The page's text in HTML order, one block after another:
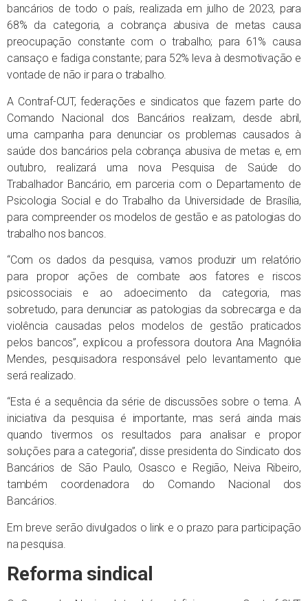
bancários de todo o país, realizada em julho de 2023, para
68% da categoria, a cobrança abusiva de metas causa
preocupação constante com o trabalho; para 61% causa
cansaço e fadiga constante; para 52% leva à desmotivação e
vontade de não ir para o trabalho.
A Contraf-CUT, federações e sindicatos que fazem parte do
Comando Nacional dos Bancários realizam, desde abril,
uma campanha para denunciar os problemas causados à
saúde dos bancários pela cobrança abusiva de metas e, em
outubro, realizará uma nova Pesquisa de Saúde do
Trabalhador Bancário, em parceria com o Departamento de
Psicologia Social e do Trabalho da Universidade de Brasília,
para compreender os modelos de gestão e as patologias do
trabalho nos bancos.
“Com os dados da pesquisa, vamos produzir um relatório
para propor ações de combate aos fatores e riscos
psicossociais e ao adoecimento da categoria, mas
sobretudo, para denunciar as patologias da sobrecarga e da
violência causadas pelos modelos de gestão praticados
pelos bancos”, explicou a professora doutora Ana Magnólia
Mendes, pesquisadora responsável pelo levantamento que
será realizado.
“Esta é a sequência da série de discussões sobre o tema. A
iniciativa da pesquisa é importante, mas será ainda mais
quando tivermos os resultados para analisar e propor
soluções para a categoria”, disse presidenta do Sindicato dos
Bancários de São Paulo, Osasco e Região, Neiva Ribeiro,
também coordenadora do Comando Nacional dos
Bancários.
Em breve serão divulgados o link e o prazo para participação
na pesquisa.
Reforma sindical